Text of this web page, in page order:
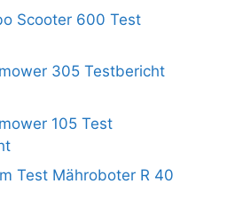
Scooter 600 Test
305 Testbericht
105 Test
Test Mähroboter R 40